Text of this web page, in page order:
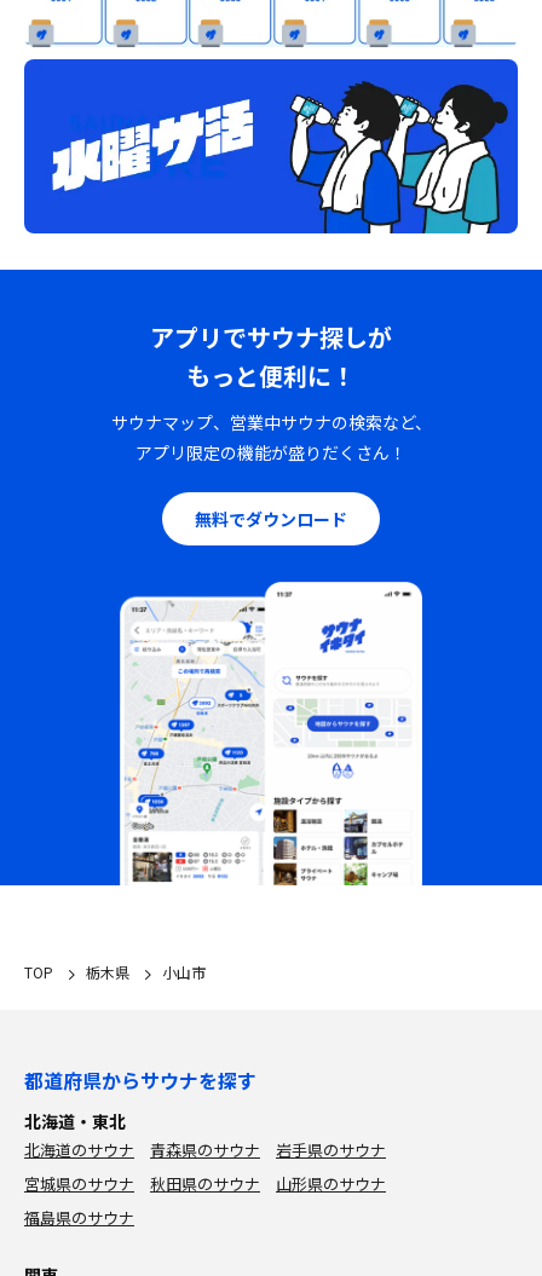
アプリでサウナ探しが
もっと便利に！
サウナマップ、営業中サウナの検索など、
アプリ限定の機能が盛りだくさん！
無料でダウンロード
TOP 栃木県 小山市
都道府県からサウナを探す
北海道・東北
北海道のサウナ 青森県のサウナ
岩手県のサウナ
宮城県のサウナ
秋田県のサウナ
山形県のサウナ
福島県のサウナ